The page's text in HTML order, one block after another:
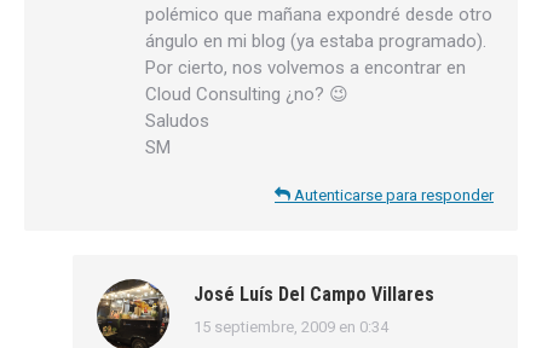
polémico que mañana expondré desde otro
ángulo en mi blog (ya estaba programado).
Por cierto, nos volvemos a encontrar en
Cloud Consulting ¿no? 😉
Saludos
SM
Autenticarse para responder
José Luís Del Campo Villares
dice:
15 septiembre, 2009 en 0:34